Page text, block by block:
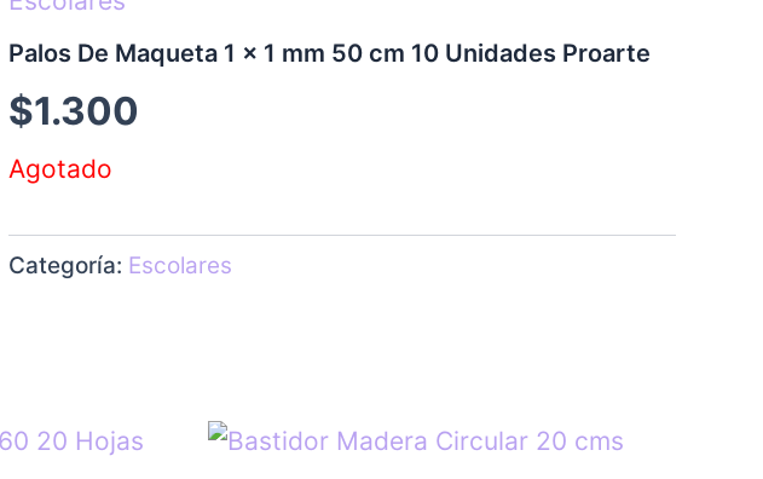
Palos De Maqueta 1 x 1 mm 50 cm 10 Unidades Proarte
$1.300
Agotado
Categoría: Escolares